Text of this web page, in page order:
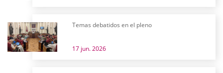
Temas debatidos en el pleno
17 jun. 2026